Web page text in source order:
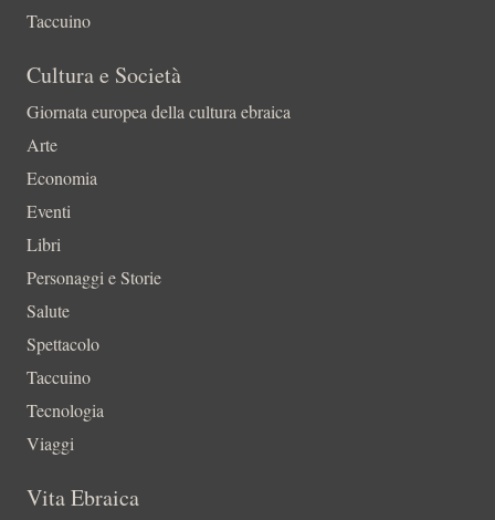
Taccuino
Cultura e Società
Giornata europea della cultura ebraica
Arte
Economia
Eventi
Libri
Personaggi e Storie
Salute
Spettacolo
Taccuino
Tecnologia
Viaggi
Vita Ebraica